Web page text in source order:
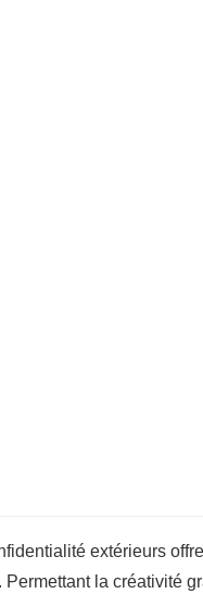
extérieurs
Permettant la créativité